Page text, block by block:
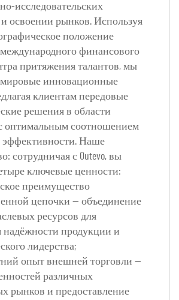
исследовательских
и освоении рынков. Используя
положение
финансового
притяжения талантов, мы
инновационные
клиентам передовые
решения в области
оптимальным соотношением
эффективности. Наше
сотрудничая с Outevo, вы
ключевые ценности:
преимущество
цепочки — объединение
ресурсов для
надёжности продукции и
лидерства;
опыт внешней торговли —
различных
рынков и предоставление